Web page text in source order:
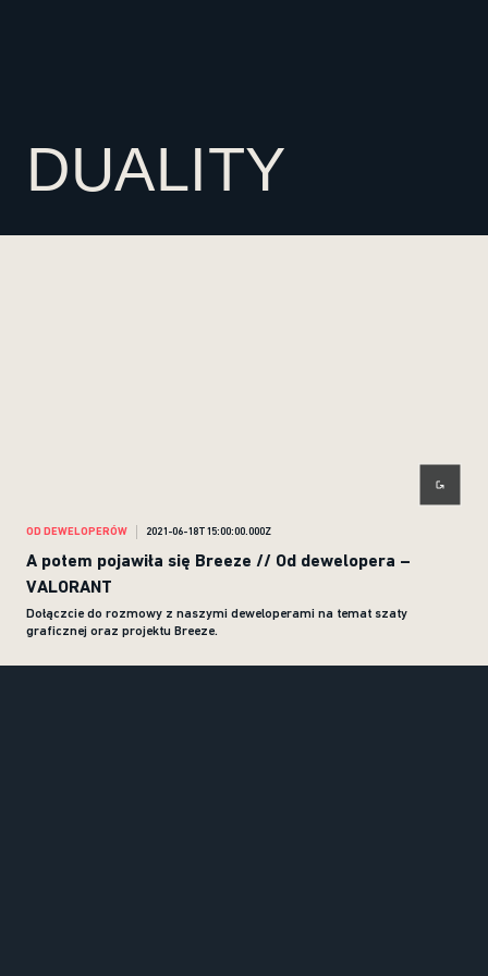
DUALITY
OD DEWELOPERÓW 2021-06-18T15:00:00.000Z
A potem pojawiła się Breeze // Od dewelopera –
VALORANT
Dołączcie do rozmowy z naszymi deweloperami na temat szaty
graficznej oraz projektu Breeze.